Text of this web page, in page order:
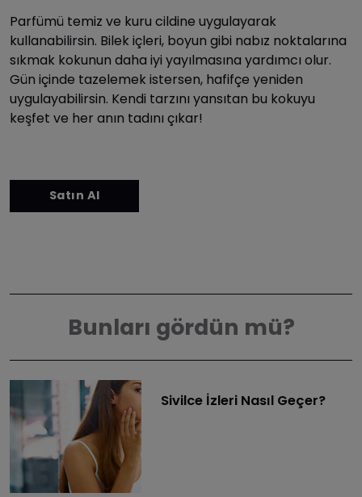
Parfümü temiz ve kuru cildine uygulayarak
kullanabilirsin. Bilek içleri, boyun gibi nabız noktalarına
sıkmak kokunun daha iyi yayılmasına yardımcı olur.
Gün içinde tazelemek istersen, hafifçe yeniden
uygulayabilirsin. Kendi tarzını yansıtan bu kokuyu
keşfet ve her anın tadını çıkar!
Bunları gördün mü?
Sivilce İzleri Nasıl Geçer?